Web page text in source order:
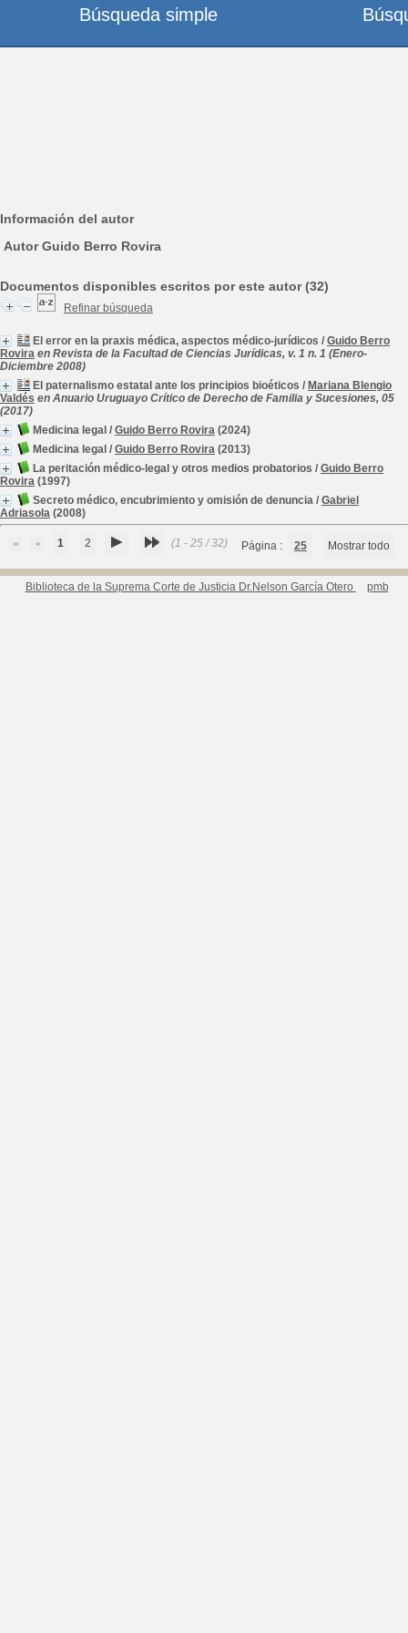
Información del autor
Autor Guido Berro Rovira
Documentos disponibles escritos por este autor (32)
Refinar búsqueda
El error en la praxis médica, aspectos médico-jurídicos / Guido Berro
Rovira en Revista de la Facultad de Ciencias Jurídicas, v. 1 n. 1 (Enero-
Diciembre 2008)
El paternalismo estatal ante los principios bioéticos / Mariana Blengio
Valdés en Anuario Uruguayo Crítico de Derecho de Familia y Sucesiones, 05
(2017)
Medicina legal / Guido Berro Rovira (2024)
Medicina legal / Guido Berro Rovira (2013)
La peritación médico-legal y otros medios probatorios / Guido Berro
Rovira (1997)
Secreto médico, encubrimiento y omisión de denuncia / Gabriel
Adriasola (2008)
1 2 (1 - 25 / 32) Página : 25 Mostrar todo
Biblioteca de la Suprema Corte de Justicia Dr.Nelson García Otero pmb
Búsqueda simple